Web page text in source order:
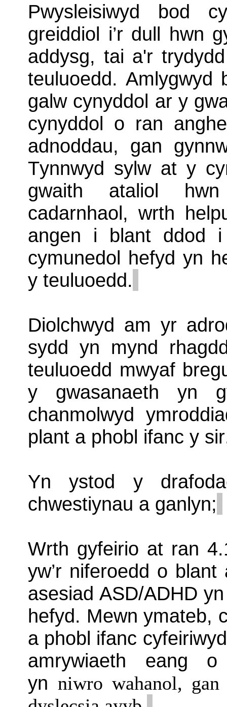
Pwysleisiwyd bod
greiddiol i’r dull hwn
addysg, tai a'r
teuluoedd. Amlygwyd
galw cynyddol ar y
cynyddol o ran
adnoddau, gan
Tynnwyd sylw at y
gwaith ataliol
cadarnhaol, wrth
angen i blant ddod
cymunedol hefyd yn
y teuluoedd.
Diolchwyd am yr
sydd yn mynd
teuluoedd mwyaf
y gwasanaeth yn
chanmolwyd
plant a phobl ifanc y
Yn ystod y
chwestiynau a ganlyn;
Wrth gyfeirio at ran
yw’r niferoedd o
asesiad ASD/ADHD
hefyd. Mewn ymateb,
a phobl ifanc
amrywiaeth eang
yn niwro wahanol,